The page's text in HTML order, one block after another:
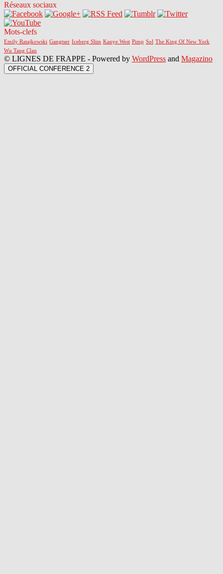
Réseaux sociaux
Mots-clefs
Emily Ratajkowski Gangtser Iceberg Slim Kanye West Pimp Sol The King Of New York
Wu Tang Clan
© LIGNES DE FRAPPE - Powered by WordPress and Magazino
OFFICIAL CONFERENCE 2